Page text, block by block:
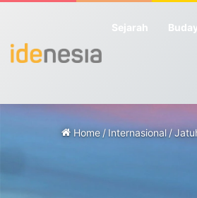
Sejarah
Home /Internasional/